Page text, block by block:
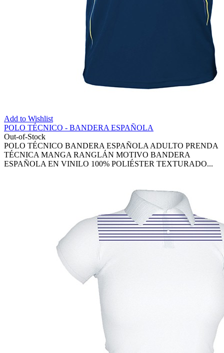
Add to Wishlist
POLO TÉCNICO - BANDERA ESPAÑOLA
Out-of-Stock
POLO TÉCNICO BANDERA ESPAÑOLA ADULTO PRENDA
TÉCNICA MANGA RANGLÁN MOTIVO BANDERA
ESPAÑOLA EN VINILO 100% POLIÉSTER TEXTURADO...